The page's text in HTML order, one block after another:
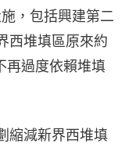
，包括興建第二
西堆填區原來約
再過度依賴堆填
縮減新界西堆填